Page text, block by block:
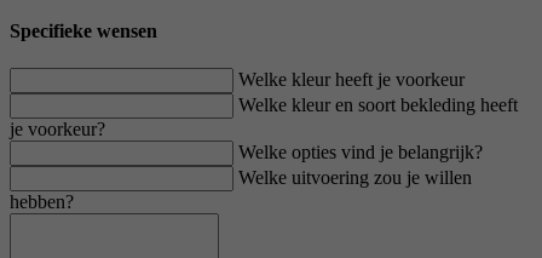
Specifieke wensen
Welke kleur heeft je voorkeur
Welke kleur en soort bekleding heeft
je voorkeur?
Welke opties vind je belangrijk?
Welke uitvoering zou je willen
hebben?